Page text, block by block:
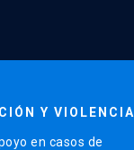
Y VIOLENCIA
en casos de